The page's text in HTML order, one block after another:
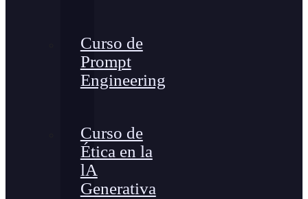
Curso de
Prompt
Engineering
Curso de
Ética en la
lA
Generativa